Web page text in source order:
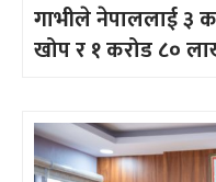
गाभीले नेपाललाई ३
खोप र १ करोड ८०